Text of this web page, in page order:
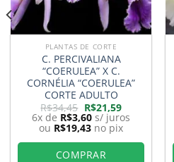
PLANTAS DE CORTE
C. PERCIVALIANA
“COERULEA” X C.
CORNÉLIA “COERULEA”
CORTE ADULTO
R$34,45 O
preço
original
era:
R$34,45.
R$21,59O
preço
atual
é:
R$21,59.
6x de R$3,60 s/ juros
ou R$19,43 no pix
COMPRAR